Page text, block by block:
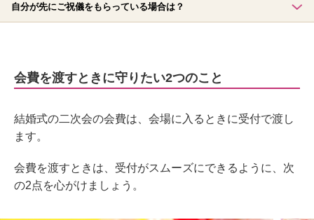
自分が先にご祝儀をもらっている場合は？
会費を渡すときに守りたい2つのこと
結婚式の二次会の会費は、会場に入るときに受付で渡し
ます。
会費を渡すときは、受付がスムーズにできるように、次
の2点を心がけましょう。